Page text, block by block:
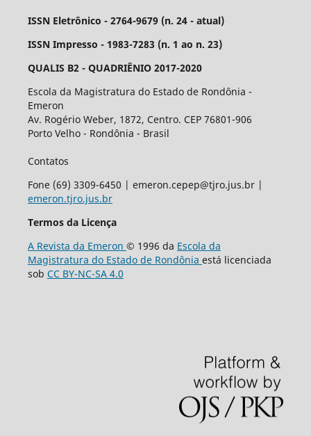
ISSN Eletrônico - 2764-9679 (n. 24 - atual)
ISSN Impresso - 1983-7283 (n. 1 ao n. 23)
QUALIS B2 - QUADRIÊNIO 2017-2020
Escola da Magistratura do Estado de Rondônia -
Emeron
Av. Rogério Weber, 1872, Centro. CEP 76801-906
Porto Velho - Rondônia - Brasil
Contatos
Fone (69) 3309-6450 | emeron.cepep@tjro.jus.br |
emeron.tjro.jus.br
Termos da Licença
A Revista da Emeron © 1996 da Escola da
Magistratura do Estado de Rondônia está licenciada
sob CC BY-NC-SA 4.0